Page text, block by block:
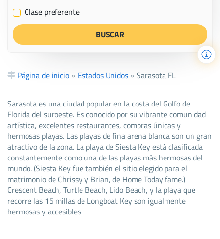
✔ Clase preferente
Página de inicio » Estados Unidos » Sarasota FL
Sarasota es una ciudad popular en la costa del Golfo de
Florida del suroeste. Es conocido por su vibrante comunidad
artística, excelentes restaurantes, compras únicas y
hermosas playas. Las playas de fina arena blanca son un gran
atractivo de la zona. La playa de Siesta Key está clasificada
constantemente como una de las playas más hermosas del
mundo. (Siesta Key fue también el sitio elegido para el
matrimonio de Chrissy y Brian, de Home Today fame.)
Crescent Beach, Turtle Beach, Lido Beach, y la playa que
recorre las 15 millas de Longboat Key son igualmente
hermosas y accesibles.